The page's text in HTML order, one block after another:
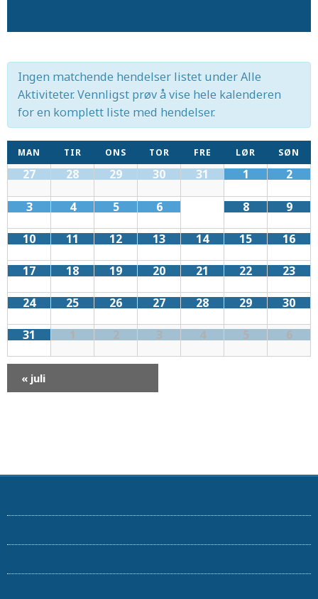
Ingen matchende hendelser listet under Alle
Aktiviteter. Vennligst prøv å vise hele kalenderen
for en komplett liste med hendelser.
Calendar
of
Hendelser
Calendar
of
Hendelser
MAN TIR ONS TOR FRE LØR SØN
27 28 29 30 31 1 2
3 4 5 6 8 9
10 11 12 13 14 15 16
17 18 19 20 21 22 23
24 25 26 27 28 29 30
31 1 2 3 4 5 6
« juli